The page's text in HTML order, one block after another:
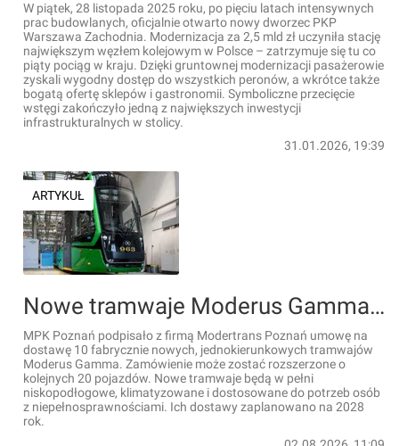
W piątek, 28 listopada 2025 roku, po pięciu latach intensywnych
prac budowlanych, oficjalnie otwarto nowy dworzec PKP
Warszawa Zachodnia. Modernizacja za 2,5 mld zł uczyniła stację
największym węzłem kolejowym w Polsce – zatrzymuje się tu co
piąty pociąg w kraju. Dzięki gruntownej modernizacji pasażerowie
zyskali wygodny dostęp do wszystkich peronów, a wkrótce także
bogatą ofertę sklepów i gastronomii. Symboliczne przecięcie
wstęgi zakończyło jedną z największych inwestycji
infrastrukturalnych w stolicy.
31.01.2026, 19:39
ARTYKUŁ
Nowe tramwaje Moderus Gamma przyjadą do Poznania
MPK Poznań podpisało z firmą Modertrans Poznań umowę na
dostawę 10 fabrycznie nowych, jednokierunkowych tramwajów
Moderus Gamma. Zamówienie może zostać rozszerzone o
kolejnych 20 pojazdów. Nowe tramwaje będą w pełni
niskopodłogowe, klimatyzowane i dostosowane do potrzeb osób
z niepełnosprawnościami. Ich dostawy zaplanowano na 2028
rok.